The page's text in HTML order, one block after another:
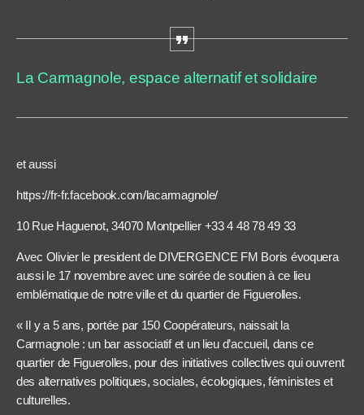
La Carmagnole, espace alternatif et solidaire
et aussi
https://fr-fr.facebook.com/lacarmagnole/
10 Rue Haguenot, 34070 Montpellier +33 4 48 78 49 33
Avec Olivier le president de DIVERGENCE FM Boris évoquera
aussi le 17 novembre avec une soirée de soutien à ce lieu
emblématique de notre ville et du quartier de Figuerolles.
« Il y a 5 ans, portée par 150 Coopérateurs, naissait la
Carmagnole : un bar associatif et un lieu d’accueil, dans ce
quartier de Figuerolles, pour des initiatives collectives qui ouvrent
des alternatives politiques, sociales, écologiques, féministes et
culturelles.